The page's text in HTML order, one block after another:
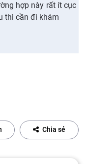
hợp này rất ít cục
thì cần đi khám
Chia sẻ